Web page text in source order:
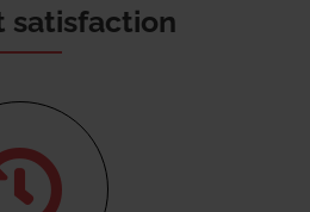
satisfaction